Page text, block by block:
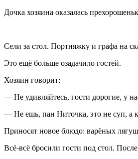
Дочка хозяина оказалась
Сели за стол. Портняжку и графа на
Это ещё больше озадачило гостей.
Хозяин говорит:
— Не удивляйтесь, гости дорогие, у
— Не ешь, пан Ниточка, это не суп, а
Приносят новое блюдо: варёных
Всё-всё бросили гости под стол.